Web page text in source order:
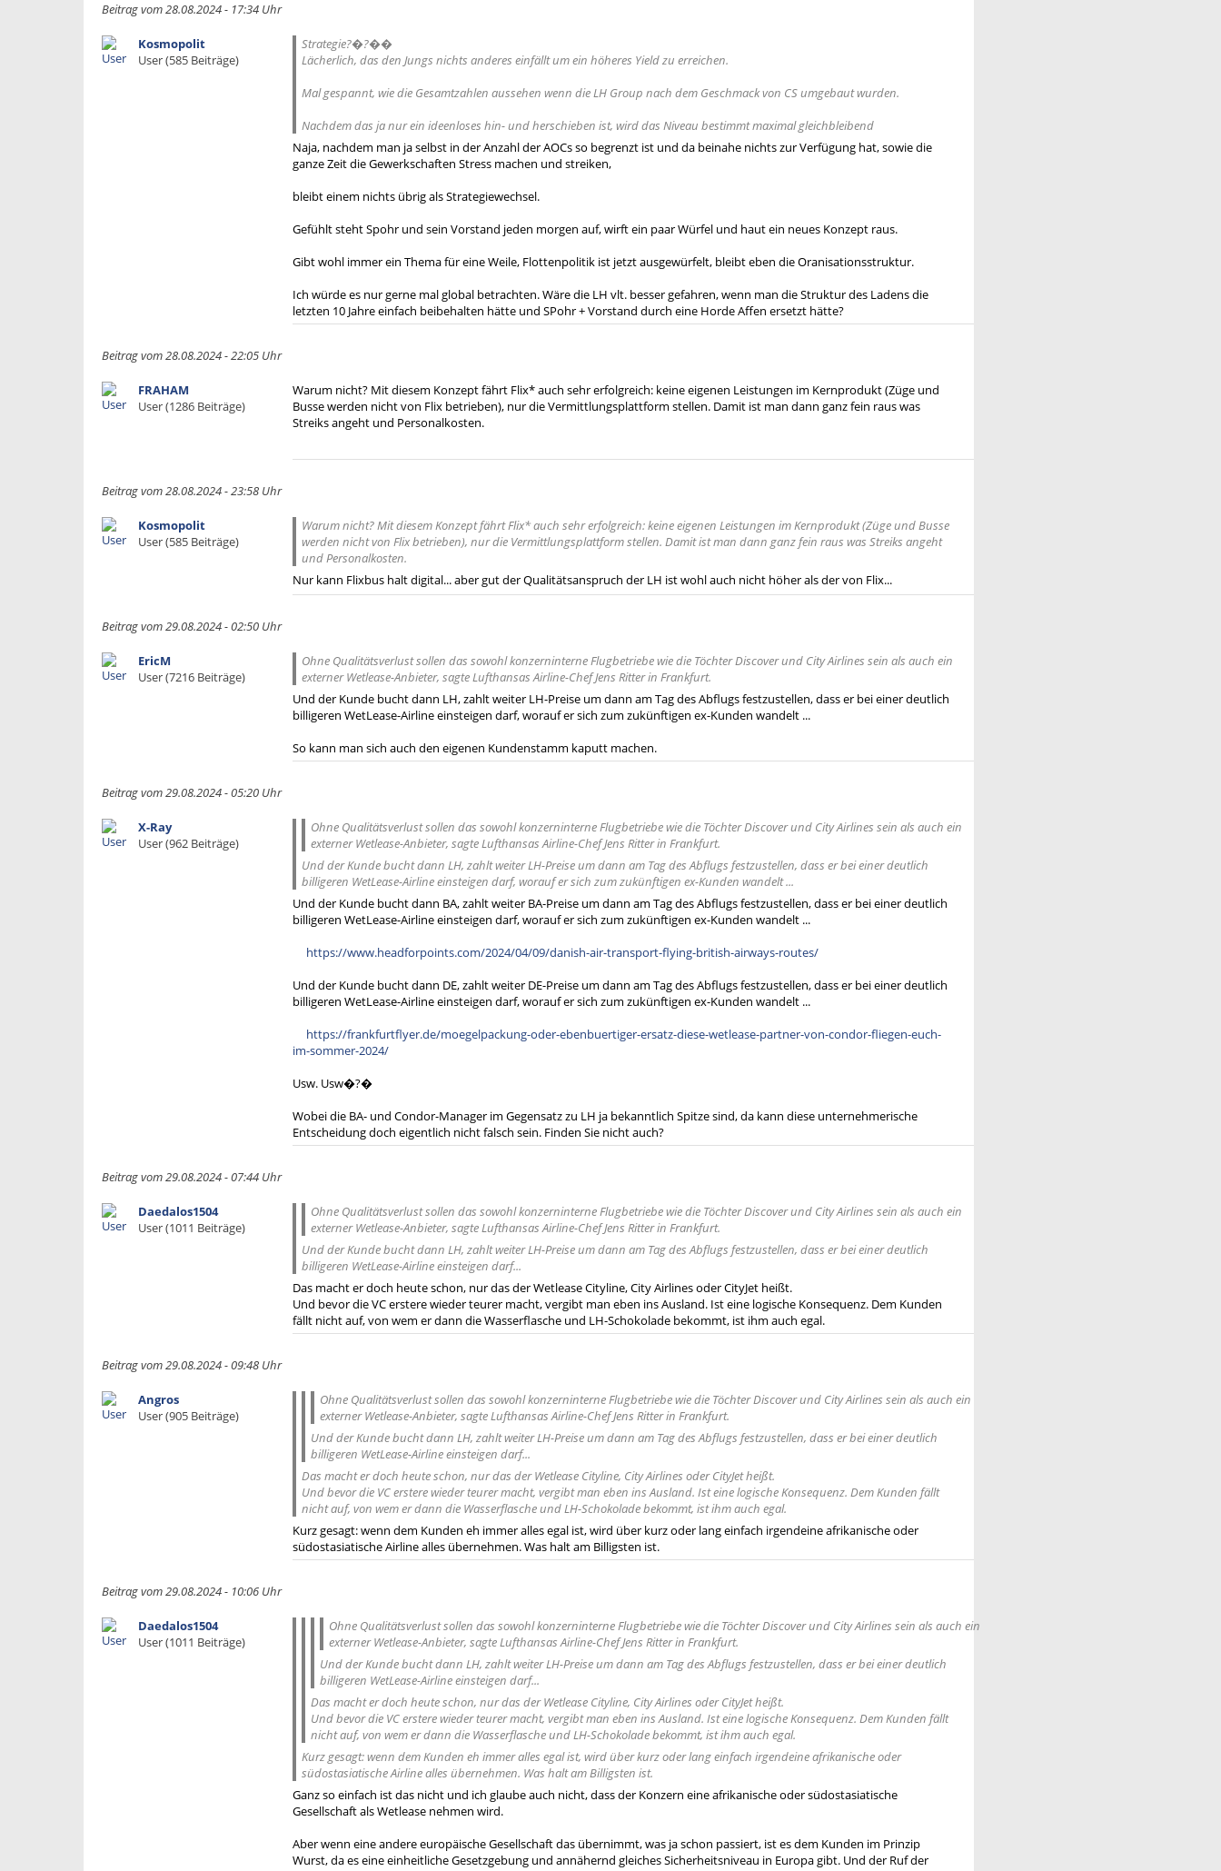
Beitrag vom 28.08.2024 - 17:34 Uhr
Kosmopolit
User (585 Beiträge)
Strategie?�?��
Lächerlich, das den Jungs nichts anderes einfällt um ein höheres Yield zu erreichen.
Mal gespannt, wie die Gesamtzahlen aussehen wenn die LH Group nach dem Geschmack von CS umgebaut wurden.
Nachdem das ja nur ein ideenloses hin- und herschieben ist, wird das Niveau bestimmt maximal gleichbleibend
Naja, nachdem man ja selbst in der Anzahl der AOCs so begrenzt ist und da beinahe nichts zur Verfügung hat, sowie die
ganze Zeit die Gewerkschaften Stress machen und streiken,
bleibt einem nichts übrig als Strategiewechsel.
Gefühlt steht Spohr und sein Vorstand jeden morgen auf, wirft ein paar Würfel und haut ein neues Konzept raus.
Gibt wohl immer ein Thema für eine Weile, Flottenpolitik ist jetzt ausgewürfelt, bleibt eben die Oranisationsstruktur.
Ich würde es nur gerne mal global betrachten. Wäre die LH vlt. besser gefahren, wenn man die Struktur des Ladens die
letzten 10 Jahre einfach beibehalten hätte und SPohr + Vorstand durch eine Horde Affen ersetzt hätte?
Beitrag vom 28.08.2024 - 22:05 Uhr
FRAHAM
User (1286 Beiträge)
Warum nicht? Mit diesem Konzept fährt Flix* auch sehr erfolgreich: keine eigenen Leistungen im Kernprodukt (Züge und
Busse werden nicht von Flix betrieben), nur die Vermittlungsplattform stellen. Damit ist man dann ganz fein raus was
Streiks angeht und Personalkosten.
Beitrag vom 28.08.2024 - 23:58 Uhr
Kosmopolit
User (585 Beiträge)
Warum nicht? Mit diesem Konzept fährt Flix* auch sehr erfolgreich: keine eigenen Leistungen im Kernprodukt (Züge und Busse
werden nicht von Flix betrieben), nur die Vermittlungsplattform stellen. Damit ist man dann ganz fein raus was Streiks angeht
und Personalkosten.
Nur kann Flixbus halt digital... aber gut der Qualitätsanspruch der LH ist wohl auch nicht höher als der von Flix...
Beitrag vom 29.08.2024 - 02:50 Uhr
EricM
User (7216 Beiträge)
Ohne Qualitätsverlust sollen das sowohl konzerninterne Flugbetriebe wie die Töchter Discover und City Airlines sein als auch ein
externer Wetlease-Anbieter, sagte Lufthansas Airline-Chef Jens Ritter in Frankfurt.
Und der Kunde bucht dann LH, zahlt weiter LH-Preise um dann am Tag des Abflugs festzustellen, dass er bei einer deutlich
billigeren WetLease-Airline einsteigen darf, worauf er sich zum zukünftigen ex-Kunden wandelt ...
So kann man sich auch den eigenen Kundenstamm kaputt machen.
Beitrag vom 29.08.2024 - 05:20 Uhr
X-Ray
User (962 Beiträge)
Ohne Qualitätsverlust sollen das sowohl konzerninterne Flugbetriebe wie die Töchter Discover und City Airlines sein als auch ein
externer Wetlease-Anbieter, sagte Lufthansas Airline-Chef Jens Ritter in Frankfurt.
Und der Kunde bucht dann LH, zahlt weiter LH-Preise um dann am Tag des Abflugs festzustellen, dass er bei einer deutlich
billigeren WetLease-Airline einsteigen darf, worauf er sich zum zukünftigen ex-Kunden wandelt ...
Und der Kunde bucht dann BA, zahlt weiter BA-Preise um dann am Tag des Abflugs festzustellen, dass er bei einer deutlich
billigeren WetLease-Airline einsteigen darf, worauf er sich zum zukünftigen ex-Kunden wandelt ...
https://www.headforpoints.com/2024/04/09/danish-air-transport-flying-british-airways-routes/
Und der Kunde bucht dann DE, zahlt weiter DE-Preise um dann am Tag des Abflugs festzustellen, dass er bei einer deutlich
billigeren WetLease-Airline einsteigen darf, worauf er sich zum zukünftigen ex-Kunden wandelt ...
https://frankfurtflyer.de/moegelpackung-oder-ebenbuertiger-ersatz-diese-wetlease-partner-von-condor-fliegen-euch-
im-sommer-2024/
Usw. Usw�?�
Wobei die BA- und Condor-Manager im Gegensatz zu LH ja bekanntlich Spitze sind, da kann diese unternehmerische
Entscheidung doch eigentlich nicht falsch sein. Finden Sie nicht auch?
Beitrag vom 29.08.2024 - 07:44 Uhr
Daedalos1504
User (1011 Beiträge)
Ohne Qualitätsverlust sollen das sowohl konzerninterne Flugbetriebe wie die Töchter Discover und City Airlines sein als auch ein
externer Wetlease-Anbieter, sagte Lufthansas Airline-Chef Jens Ritter in Frankfurt.
Und der Kunde bucht dann LH, zahlt weiter LH-Preise um dann am Tag des Abflugs festzustellen, dass er bei einer deutlich
billigeren WetLease-Airline einsteigen darf...
Das macht er doch heute schon, nur das der Wetlease Cityline, City Airlines oder CityJet heißt.
Und bevor die VC erstere wieder teurer macht, vergibt man eben ins Ausland. Ist eine logische Konsequenz. Dem Kunden
fällt nicht auf, von wem er dann die Wasserflasche und LH-Schokolade bekommt, ist ihm auch egal.
Beitrag vom 29.08.2024 - 09:48 Uhr
Angros
User (905 Beiträge)
Ohne Qualitätsverlust sollen das sowohl konzerninterne Flugbetriebe wie die Töchter Discover und City Airlines sein als auch ein
externer Wetlease-Anbieter, sagte Lufthansas Airline-Chef Jens Ritter in Frankfurt.
Und der Kunde bucht dann LH, zahlt weiter LH-Preise um dann am Tag des Abflugs festzustellen, dass er bei einer deutlich
billigeren WetLease-Airline einsteigen darf...
Das macht er doch heute schon, nur das der Wetlease Cityline, City Airlines oder CityJet heißt.
Und bevor die VC erstere wieder teurer macht, vergibt man eben ins Ausland. Ist eine logische Konsequenz. Dem Kunden fällt
nicht auf, von wem er dann die Wasserflasche und LH-Schokolade bekommt, ist ihm auch egal.
Kurz gesagt: wenn dem Kunden eh immer alles egal ist, wird über kurz oder lang einfach irgendeine afrikanische oder
südostasiatische Airline alles übernehmen. Was halt am Billigsten ist.
Beitrag vom 29.08.2024 - 10:06 Uhr
Daedalos1504
User (1011 Beiträge)
Ohne Qualitätsverlust sollen das sowohl konzerninterne Flugbetriebe wie die Töchter Discover und City Airlines sein als auch ein
externer Wetlease-Anbieter, sagte Lufthansas Airline-Chef Jens Ritter in Frankfurt.
Und der Kunde bucht dann LH, zahlt weiter LH-Preise um dann am Tag des Abflugs festzustellen, dass er bei einer deutlich
billigeren WetLease-Airline einsteigen darf...
Das macht er doch heute schon, nur das der Wetlease Cityline, City Airlines oder CityJet heißt.
Und bevor die VC erstere wieder teurer macht, vergibt man eben ins Ausland. Ist eine logische Konsequenz. Dem Kunden fällt
nicht auf, von wem er dann die Wasserflasche und LH-Schokolade bekommt, ist ihm auch egal.
Kurz gesagt: wenn dem Kunden eh immer alles egal ist, wird über kurz oder lang einfach irgendeine afrikanische oder
südostasiatische Airline alles übernehmen. Was halt am Billigsten ist.
Ganz so einfach ist das nicht und ich glaube auch nicht, dass der Konzern eine afrikanische oder südostasiatische
Gesellschaft als Wetlease nehmen wird.
Aber wenn eine andere europäische Gesellschaft das übernimmt, was ja schon passiert, ist es dem Kunden im Prinzip
Wurst, da es eine einheitliche Gesetzgebung und annähernd gleiches Sicherheitsniveau in Europa gibt. Und der Ruf der